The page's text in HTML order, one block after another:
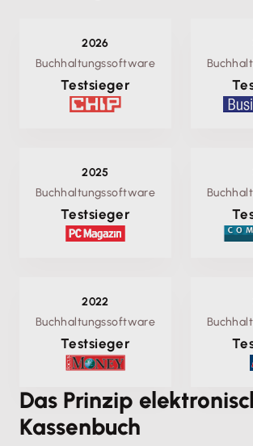
2026
Buchhaltungssoftware
Testsieger
2025
Buchhaltungssoftware
Testsieger
2022
Buchhaltungssoftware
Testsieger
Das Prinzip
Kassenbuch